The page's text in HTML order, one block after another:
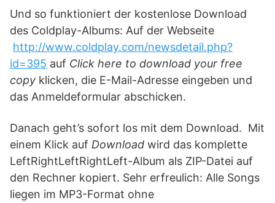
Und so funktioniert der kostenlose Download
des Coldplay-Albums: Auf der Webseite
http://www.coldplay.com/newsdetail.php?
id=395 auf Click here to download your free
copy klicken, die E-Mail-Adresse eingeben und
das Anmeldeformular abschicken.
Danach geht’s sofort los mit dem Download. Mit
einem Klick auf Download wird das komplette
LeftRightLeftRightLeft-Album als ZIP-Datei auf
den Rechner kopiert. Sehr erfreulich: Alle Songs
liegen im MP3-Format ohne